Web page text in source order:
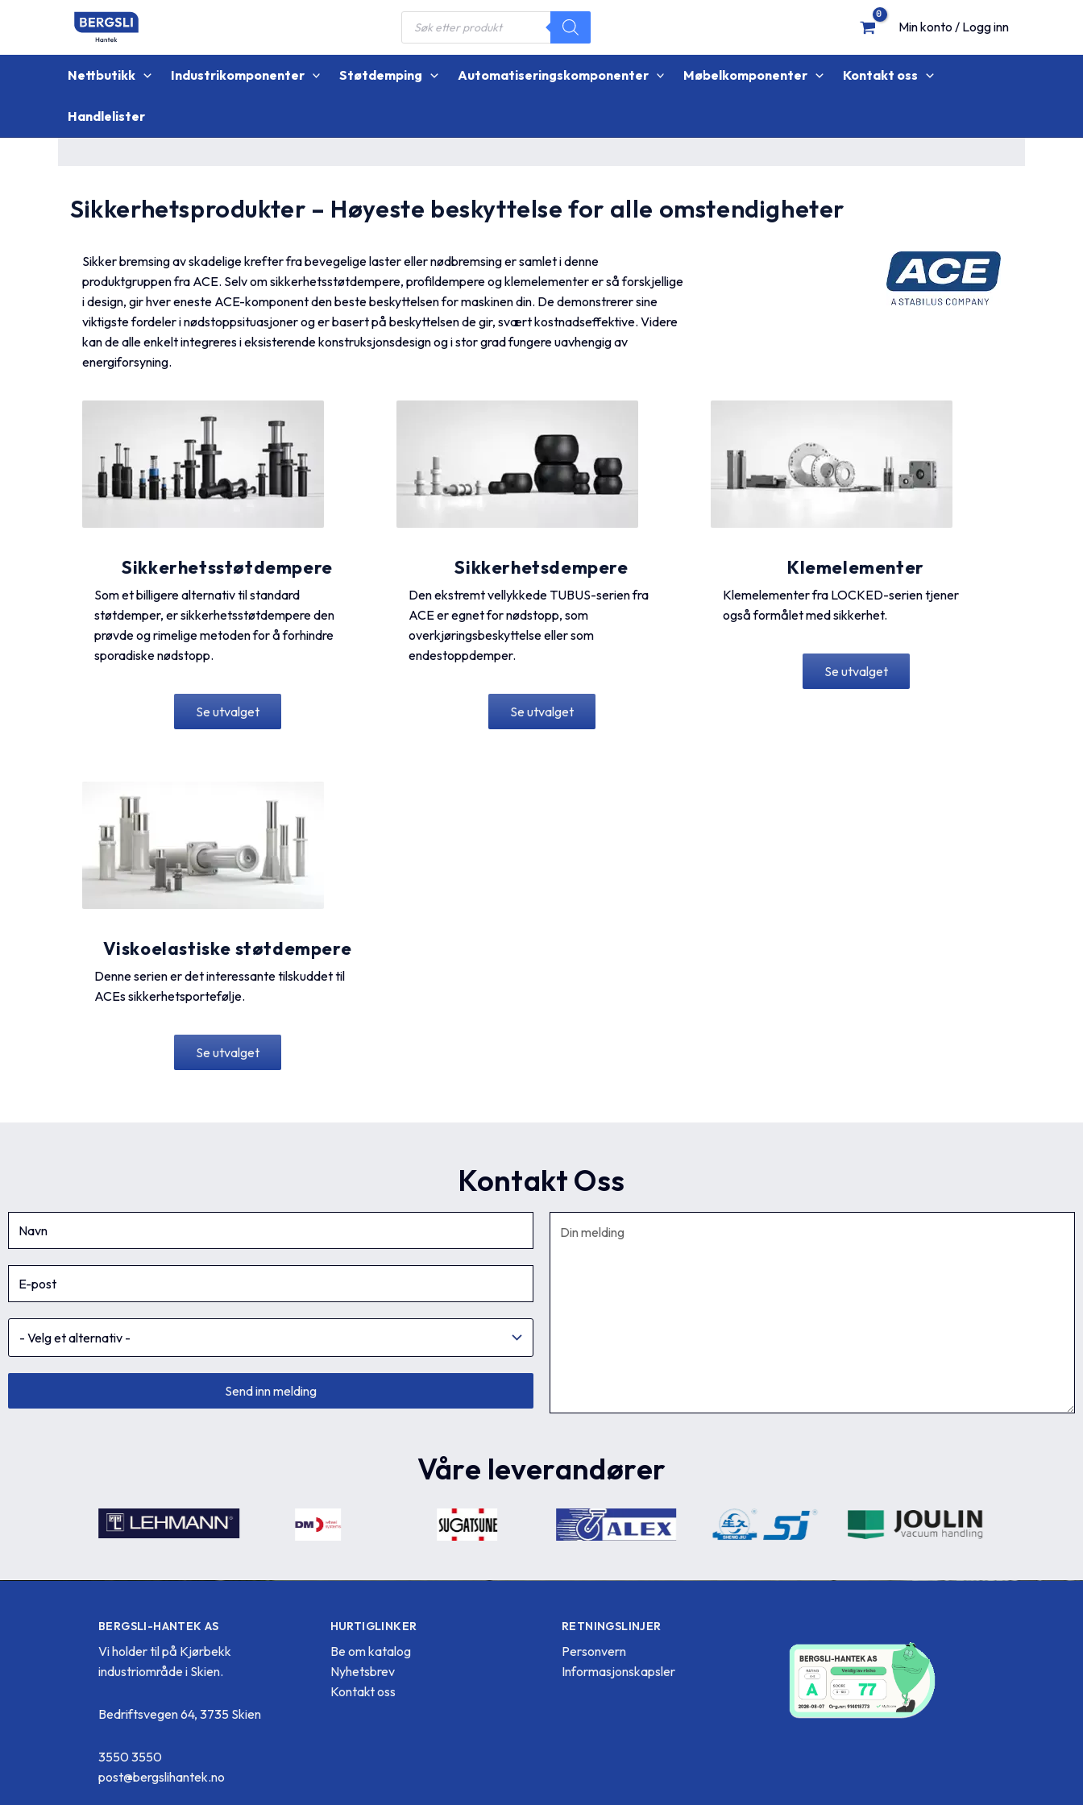
Products
search
Min konto / Logg inn
Nettbutikk Industrikomponenter Støtdemping Automatiseringskomponenter Møbelkomponenter Kontakt oss
Handlelister
Sikkerhetsprodukter – Høyeste beskyttelse for alle omstendigheter
Sikker bremsing av skadelige krefter fra bevegelige laster eller nødbremsing er samlet i denne
produktgruppen fra ACE. Selv om sikkerhetsstøtdempere, profildempere og klemelementer er så forskjellige
i design, gir hver eneste ACE-komponent den beste beskyttelsen for maskinen din. De demonstrerer sine
viktigste fordeler i nødstoppsituasjoner og er basert på beskyttelsen de gir, svært kostnadseffektive. Videre
kan de alle enkelt integreres i eksisterende konstruksjonsdesign og i stor grad fungere uavhengig av
energiforsyning.
Sikkerhetsstøtdempere
Som et billigere alternativ til standard
støtdemper, er sikkerhetsstøtdempere den
prøvde og rimelige metoden for å forhindre
sporadiske nødstopp.
Se utvalget
Sikkerhetsdempere
Den ekstremt vellykkede TUBUS-serien fra
ACE er egnet for nødstopp, som
overkjøringsbeskyttelse eller som
endestoppdemper.
Se utvalget
Klemelementer
Klemelementer fra LOCKED-serien tjener
også formålet med sikkerhet.
Se utvalget
Viskoelastiske støtdempere
Denne serien er det interessante tilskuddet til
ACEs sikkerhetsportefølje.
Se utvalget
Kontakt Oss
Våre leverandører
BERGSLI-HANTEK AS
Vi holder til på Kjørbekk
industriområde i Skien.
Bedriftsvegen 64, 3735 Skien
3550 3550
post@bergslihantek.no
HURTIGLINKER
Be om katalog
Nyhetsbrev
Kontakt oss
RETNINGSLINJER
Personvern
Informasjonskapsler